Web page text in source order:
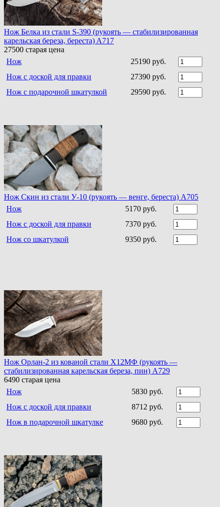
Нож Белка из стали S-390 (рукоять — стабилизированная
карельская береза, береста) A717
27500 старая цена
Нож
25190 руб.
Нож с доской для правки
27390 руб.
Нож с подарочной шкатулкой
29590 руб.
Нож Скин из стали У-10 (рукоять — венге, береста) А705
Нож
5170 руб.
Нож с доской для правки
7370 руб.
Нож со шкатулкой
9350 руб.
Нож Орлан-2 из кованой стали Х12МФ (рукоять —
стабилизированная карельская береза, пин) A729
6490 старая цена
Нож
5830 руб.
Нож с доской для правки
8712 руб.
Нож в подарочной шкатулке
9680 руб.